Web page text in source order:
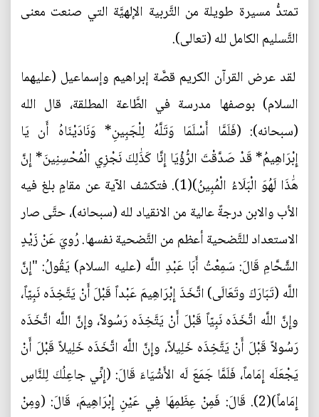
تمتدُّ مسيرة طويلة من التَّربية الإلهيَّة التي صنعت معنى
التَّسليم الكامل لله (تعالى).
لقد عرض القرآن الكريم قصَّة إبراهيم وإسماعيل (عليهما
السلام) بوصفها مدرسة في الطَّاعة المطلقة، قال الله
(سبحانه): (فَلَمَّا أَسْلَمَا وَتَلَّهُ لِلْجَبِينِ* وَنَادَيْنَاهُ أَن يَا
إِبْرَاهِيمُ* قَدْ صَدَّقْتَ الرُّؤْيَا إِنَّا كَذَٰلِكَ نَجْزِي الْمُحْسِنِينَ* إِنَّ
هَٰذَا لَهُوَ الْبَلَاءُ الْمُبِينُ)(1). فتكشف الآية عن مقامٍ بلغ فيه
الأب والابن درجةً عالية من الانقياد لله (سبحانه)، حتَّى صار
الاستعداد للتَّضحية أعظم من التَّضحية نفسها. رُويَ عَنْ زَيْدٍ
الشَّحَّامِ قَالَ: سَمِعْتُ أَبَا عَبْدِ اللَّه (عليه السلام) يَقُولُ: "إِنَّ
اللَّه (تَبَارَكَ وتَعَالَى) اتَّخَذَ إِبْرَاهِيمَ عَبْداً قَبْلَ أَنْ يَتَّخِذَه نَبِيّاً،
وإِنَّ اللَّه اتَّخَذَه نَبِيّاً قَبْلَ أَنْ يَتَّخِذَه رَسُولاً، وإِنَّ اللَّه اتَّخَذَه
رَسُولاً قَبْلَ أَنْ يَتَّخِذَه خَلِيلاً، وإِنَّ اللَّه اتَّخَذَه خَلِيلاً قَبْلَ أَنْ
يَجْعَلَه إِمَاماً، فَلَمَّا جَمَعَ لَه الأَشْيَاءَ قَالَ: (إِنِّي جاعِلُكَ لِلنَّاسِ
إِمَاماً)(2). قَالَ: فَمِنْ عِظَمِهَا فِي عَيْنِ إِبْرَاهِيمَ، قَالَ: (ومِنْ